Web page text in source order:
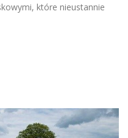
które nieustannie